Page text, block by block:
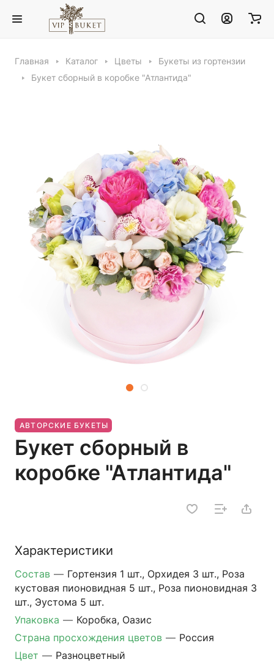
Главная Каталог Цветы
Букеты из гортензии
Букет сборный в коробке "Атлантида"
АВТОРСКИЕ БУКЕТЫ
Букет сборный в
коробке "Атлантида"
Характеристики
Состав — Гортензия 1 шт., Орхидея 3 шт., Роза
кустовая пионовидная 5 шт., Роза пионовидная 3
шт., Эустома 5 шт.
Упаковка — Коробка, Оазис
Страна просхождения цветов — Россия
Цвет — Разноцветный